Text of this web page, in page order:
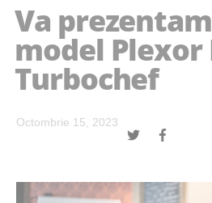
Va
model Plexor
Turbochef
Octombrie 15, 2023